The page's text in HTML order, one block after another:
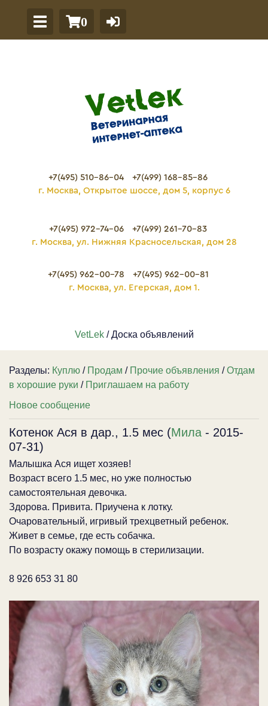
0
+7(495) 510-86-04
+7(499) 168-85-86
г. Москва, Открытое шоссе, дом 5, корпус 6
+7(495) 972-74-06
+7(499) 261-70-83
г. Москва, ул. Нижняя Красносельская, дом 28
+7(495) 962-00-78
+7(495) 962-00-81
г. Москва, ул. Егерская, дом 1.
VetLek/ Доска объявлений
Разделы: Куплю / Продам / Прочие объявления /Отдам
в хорошие руки / Приглашаем на работу
Новое сообщение
Котенок Ася в дар., 1.5 мес (Мила - 2015-
07-31)
Малышка Ася ищет хозяев!
Возраст всего 1.5 мес, но уже полностью
самостоятельная девочка.
Здорова. Привита. Приучена к лотку.
Очаровательный, игривый трехцветный ребенок.
Живет в семье, где есть собачка.
По возрасту окажу помощь в стерилизации.
8 926 653 31 80